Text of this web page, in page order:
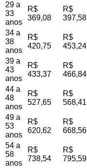
29 a
33
anos
R$
369,08
R$
397,58
34 a
38
anos
R$
420,75
R$
453,24
39 a
43
anos
R$
433,37
R$
466,84
44 a
48
anos
R$
527,65
R$
568,41
49 a
53
anos
R$
620,62
R$
668,56
54 a
58
anos
R$
738,54
R$
795,59